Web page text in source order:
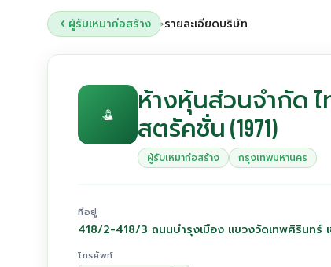
ผู้รับเหมาก่อสร้าง ›รายละเอียดบริษัท
ห้างหุ้นส่วนจำกัด
สตรัคชั่น (1971)
ผู้รับเหมาก่อสร้าง กรุงเทพมหานคร
ที่อยู่
418/2-418/3 ถนนบำรุงเมือง แขวงวัดเทพศิรินท
โทรศัพท์